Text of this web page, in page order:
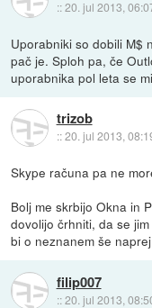
::20. jul 2013,
Uporabniki so dobili M$
pač je. Sploh pa, če
uporabnika pol leta se
trizob
::20. jul 2013,
Skype računa pa ne
Bolj me skrbijo Okna in
dovolijo črhniti, da se
bi o neznanem še
filip007
::20. jul 2013,